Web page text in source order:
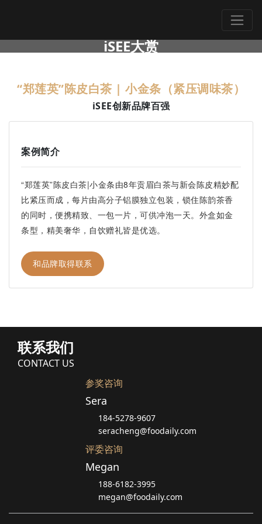
iSEE大赏
“郑莲英”陈皮白茶 | 小金条（紧压调味茶）
iSEE创新品牌百强
案例简介
“郑莲英”陈皮白茶|小金条由8年贡眉白茶与新会陈皮精妙配
比紧压而成，每片由高分子铝膜独立包装，锁住陈韵茶香
的同时，便携精致、一包一片，可供冲泡一天。外盒如金
条型，精美奢华，自饮赠礼皆是优选。
和品牌取得联系
联系我们
CONTACT US
参奖咨询
Sera
184-5278-9607
seracheng@foodaily.com
评委咨询
Megan
188-6182-3995
megan@foodaily.com